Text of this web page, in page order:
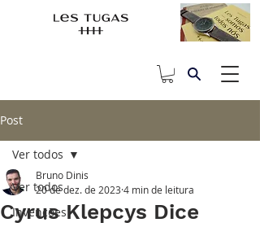
Post
Ver todos
Invenções
Ver todos
Cyrus Klepcys Dice
Bruno Dinis
20 de dez. de 2023 4 min de leitura